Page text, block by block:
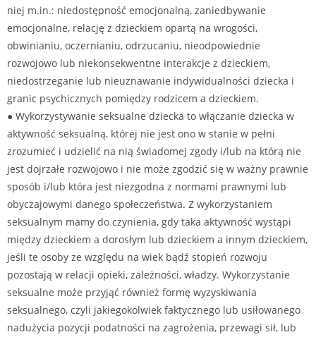
niej m.in.: niedostępność emocjonalną, zaniedbywanie
emocjonalne, relację z dzieckiem opartą na wrogości,
obwinianiu, oczernianiu, odrzucaniu, nieodpowiednie
rozwojowo lub niekonsekwentne interakcje z dzieckiem,
niedostrzeganie lub nieuznawanie indywidualności dziecka i
granic psychicznych pomiędzy rodzicem a dzieckiem.
● Wykorzystywanie seksualne dziecka to włączanie dziecka w
aktywność seksualną, której nie jest ono w stanie w pełni
zrozumieć i udzielić na nią świadomej zgody i/lub na którą nie
jest dojrzałe rozwojowo i nie może zgodzić się w ważny prawnie
sposób i/lub która jest niezgodna z normami prawnymi lub
obyczajowymi danego społeczeństwa. Z wykorzystaniem
seksualnym mamy do czynienia, gdy taka aktywność wystąpi
między dzieckiem a dorosłym lub dzieckiem a innym dzieckiem,
jeśli te osoby ze względu na wiek bądź stopień rozwoju
pozostają w relacji opieki, zależności, władzy. Wykorzystanie
seksualne może przyjąć również formę wyzyskiwania
seksualnego, czyli jakiegokolwiek faktycznego lub usiłowanego
nadużycia pozycji podatności na zagrożenia, przewagi sił, lub